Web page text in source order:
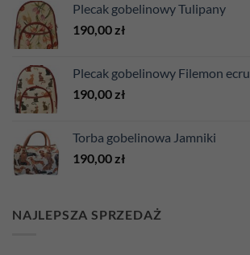
Plecak gobelinowy Tulipany
190,00 zł
Plecak gobelinowy Filemon ecru
190,00 zł
Torba gobelinowa Jamniki
190,00 zł
NAJLEPSZA SPRZEDAŻ